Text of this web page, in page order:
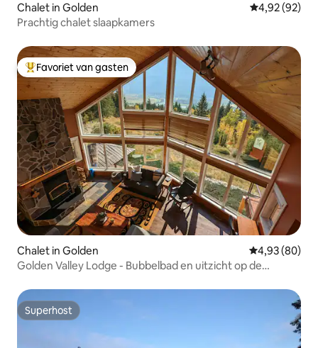
Chalet in Golden Gemiddelde
4,92 (92)
Prachtig chalet slaapkamers
Topfavoriet van gasten
Favoriet van gasten
Chalet in Golden Gemiddelde
4,93 (80)
Golden Valley Lodge - Bubbelbad en uitzicht op de
Superhost
Superhost